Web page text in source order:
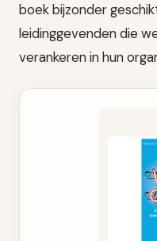
boek bijzonder
leidinggevenden die
verankeren in hun